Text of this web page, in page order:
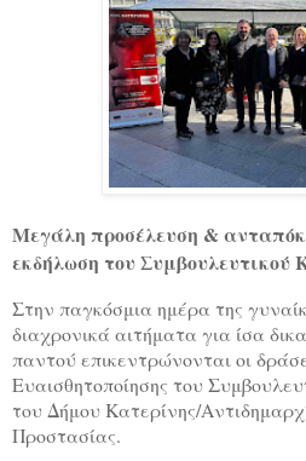
Μεγάλη προσέλευση &
εκδήλωση του Συμβουλευτικού
Στην παγκόσμια ημέρα της
διαχρονικά αιτήματα για ίσα
παντού επικεντρώνονται οι
Ευαισθητοποίησης του
του Δήμου Κατερίνης/
Προστασίας.